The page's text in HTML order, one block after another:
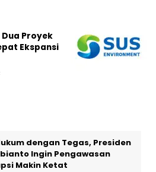
Dua Proyek
Ekspansi
dengan Tegas, Presiden
Ingin Pengawasan
Makin Ketat